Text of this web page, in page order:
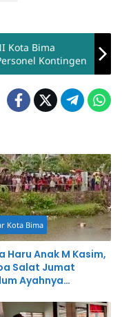
Kota Bima
Kontingen
Kota Bima
Haru Anak M Kasim,
Salat Jumat
Ayahnya